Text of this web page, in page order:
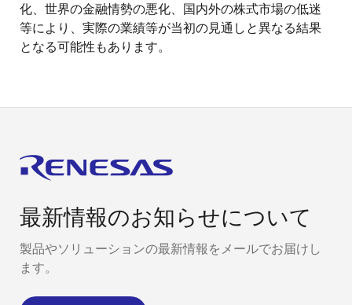
化、世界の金融情勢の悪化、国内外の株式市場の低迷
等により、実際の業績等が当初の見通しと異なる結果
となる可能性もあります。
最新情報のお知らせについて
製品やソリューションの最新情報をメールでお届けし
ます。